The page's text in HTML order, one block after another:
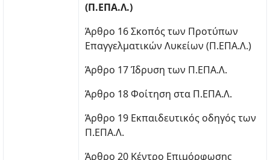
(Π.ΕΠΑ.Λ.)
Άρθρο 16 Σκοπός των Προτύπων
Επαγγελματικών Λυκείων (Π.ΕΠΑ.Λ.)
Άρθρο 17 Ίδρυση των Π.ΕΠΑ.Λ.
Άρθρο 18 Φοίτηση στα Π.ΕΠΑ.Λ.
Άρθρο 19 Εκπαιδευτικός οδηγός των
Π.ΕΠΑ.Λ.
Άρθρο 20 Κέντρο Επιμόρφωσης